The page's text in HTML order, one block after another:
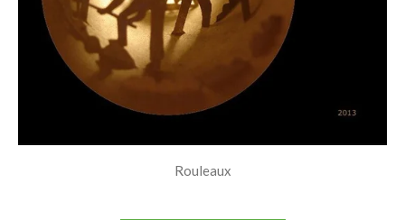
Rouleaux